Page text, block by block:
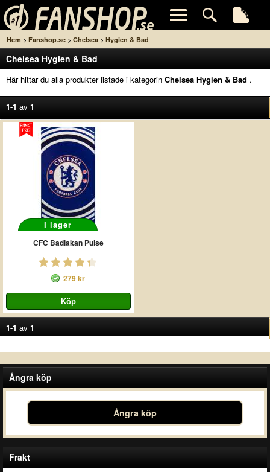
Hem > Fanshop.se > Chelsea > Hygien & Bad
Chelsea Hygien & Bad
Här hittar du alla produkter listade i kategorin Chelsea Hygien & Bad .
1-1 av 1
I lager
CFC Badlakan Pulse
279 kr
1-1 av 1
Ångra köp
Ångra köp
Frakt